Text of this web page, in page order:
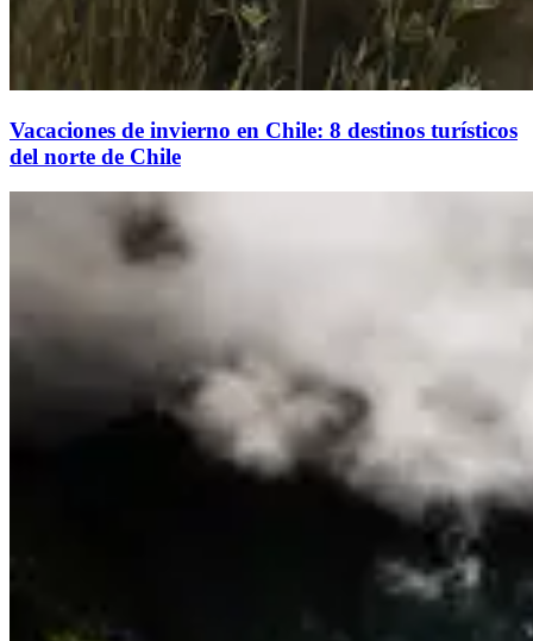
Vacaciones de invierno en Chile: 8 destinos turísticos
del norte de Chile